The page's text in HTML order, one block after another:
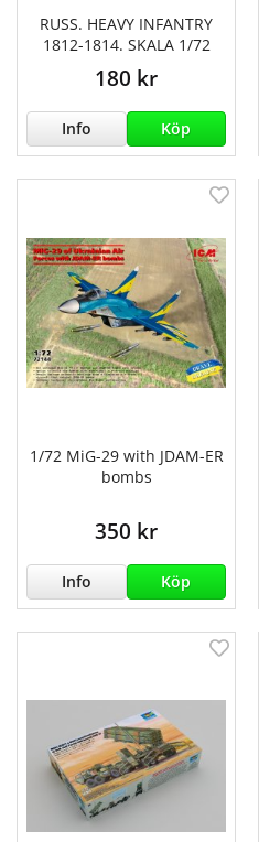
RUSS. HEAVY INFANTRY
1812-1814. SKALA 1/72
180 kr
Info Köp
1/72 MiG-29 with JDAM-ER
bombs
350 kr
Info Köp